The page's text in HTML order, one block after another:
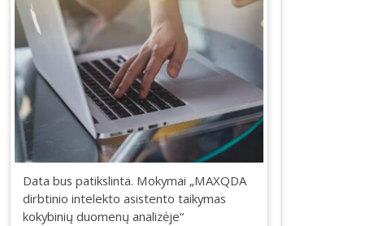
Data bus patikslinta. Mokymai „MAXQDA
dirbtinio intelekto asistento taikymas
kokybinių duomenų analizėje“